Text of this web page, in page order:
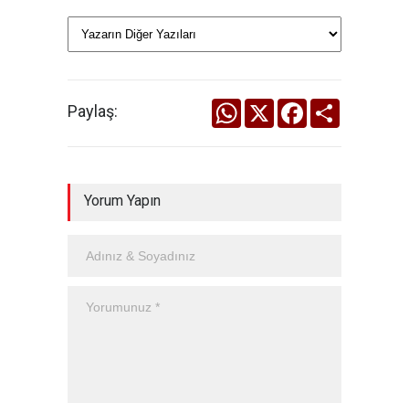
Paylaş: WhatsApp
X Facebook
Yorum Yapın